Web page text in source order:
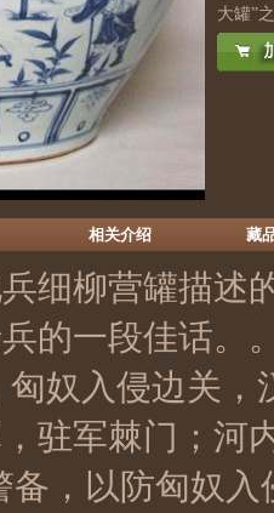
大罐”
相关介绍 藏
细柳营罐描
的一段佳话。
奴入侵边关
驻军棘门；河
备，以防匈奴